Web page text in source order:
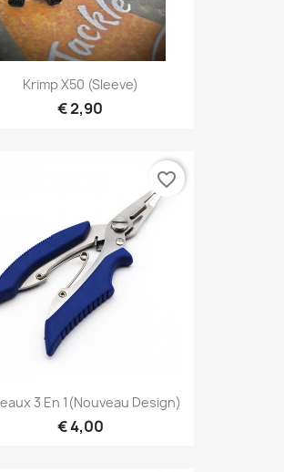
Krimp X50 (sleeve)
€ 2,90
3 En 1(nouveau Design)
€ 4,00
favorite_border